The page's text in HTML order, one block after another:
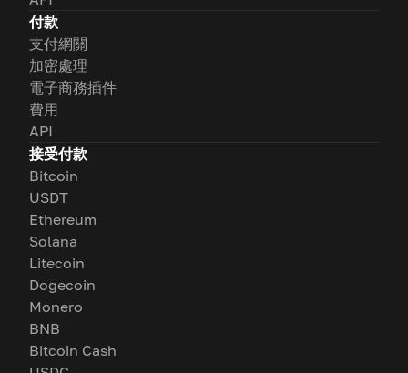
付款
支付網關
加密處理
電子商務插件
費用
API
接受付款
Bitcoin
USDT
Ethereum
Solana
Litecoin
Dogecoin
Monero
BNB
Bitcoin Cash